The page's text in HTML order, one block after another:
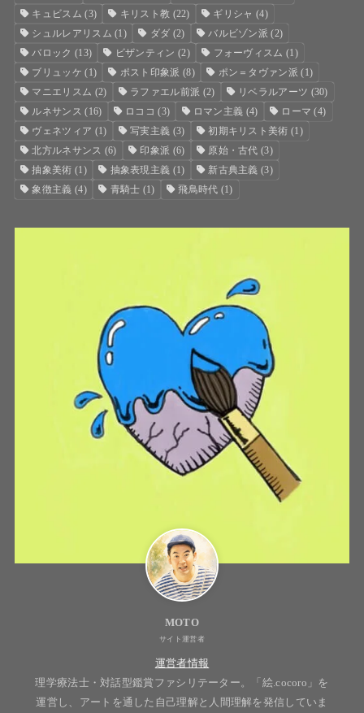
キュビスム (3) キリスト教 (22) ギリシャ (4)
シュルレアリスム (1) ダダ (2) バルビゾン派 (2)
バロック (13) ビザンティン (2) フォーヴィスム (1)
ブリュッケ (1) ポスト印象派 (8) ポン＝タヴァン派 (1)
マニエリスム (2) ラファエル前派 (2) リベラルアーツ (30)
ルネサンス (16) ロココ (3) ロマン主義 (4) ローマ (4)
ヴェネツィア (1) 写実主義 (3) 初期キリスト美術 (1)
北方ルネサンス (6) 印象派 (6) 原始・古代 (3)
抽象美術 (1) 抽象表現主義 (1) 新古典主義 (3)
象徴主義 (4) 青騎士 (1) 飛鳥時代 (1)
MOTO
サイト運営者
運営者情報
理学療法士・対話型鑑賞ファシリテーター。「絵.cocoro」を
運営し、アートを通した自己理解と人間理解を発信していま